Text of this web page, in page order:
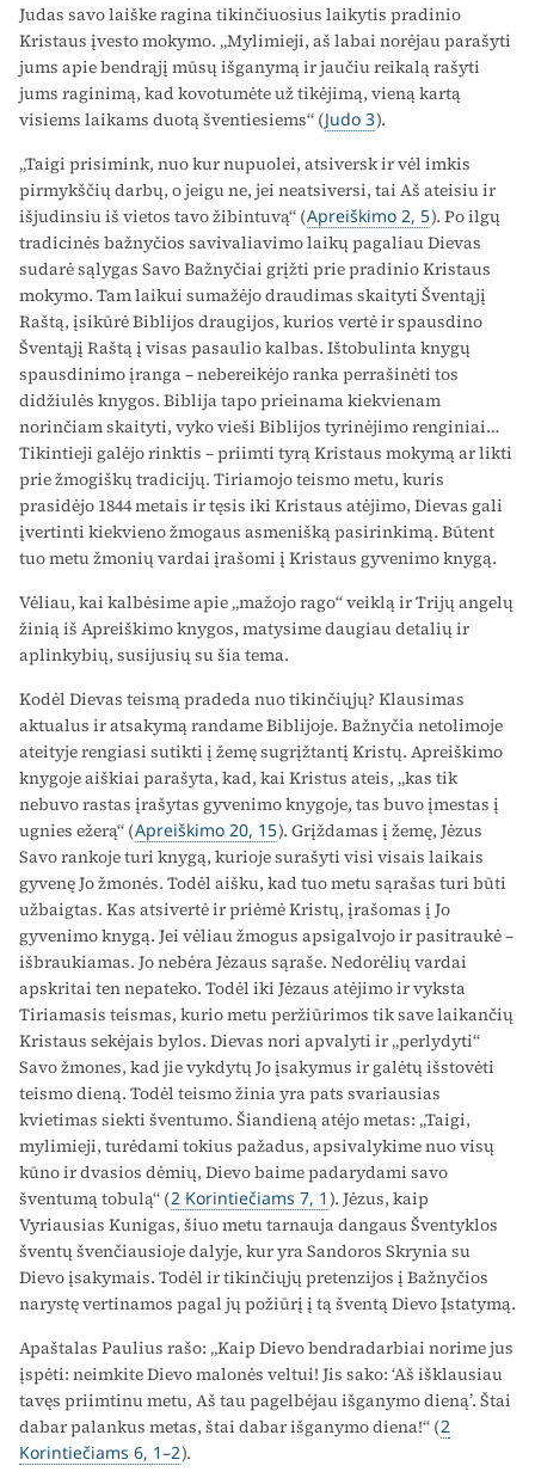
Judas savo laiške ragina tikinčiuosius laikytis pradinio
Kristaus įvesto mokymo. „Mylimieji, aš labai norėjau parašyti
jums apie bendrąjį mūsų išganymą ir jaučiu reikalą rašyti
jums raginimą, kad kovotumėte už tikėjimą, vieną kartą
visiems laikams duotą šventiesiems“ (Judo 3).
„Taigi prisimink, nuo kur nupuolei, atsiversk ir vėl imkis
pirmykščių darbų, o jeigu ne, jei neatsiversi, tai Aš ateisiu ir
išjudinsiu iš vietos tavo žibintuvą“ (Apreiškimo 2, 5). Po ilgų
tradicinės bažnyčios savivaliavimo laikų pagaliau Dievas
sudarė sąlygas Savo Bažnyčiai grįžti prie pradinio Kristaus
mokymo. Tam laikui sumažėjo draudimas skaityti Šventąjį
Raštą, įsikūrė Biblijos draugijos, kurios vertė ir spausdino
Šventąjį Raštą į visas pasaulio kalbas. Ištobulinta knygų
spausdinimo įranga – nebereikėjo ranka perrašinėti tos
didžiulės knygos. Biblija tapo prieinama kiekvienam
norinčiam skaityti, vyko vieši Biblijos tyrinėjimo renginiai…
Tikintieji galėjo rinktis – priimti tyrą Kristaus mokymą ar likti
prie žmogiškų tradicijų. Tiriamojo teismo metu, kuris
prasidėjo 1844 metais ir tęsis iki Kristaus atėjimo, Dievas gali
įvertinti kiekvieno žmogaus asmenišką pasirinkimą. Būtent
tuo metu žmonių vardai įrašomi į Kristaus gyvenimo knygą.
Vėliau, kai kalbėsime apie „mažojo rago“ veiklą ir Trijų angelų
žinią iš Apreiškimo knygos, matysime daugiau detalių ir
aplinkybių, susijusių su šia tema.
Kodėl Dievas teismą pradeda nuo tikinčiųjų? Klausimas
aktualus ir atsakymą randame Biblijoje. Bažnyčia netolimoje
ateityje rengiasi sutikti į žemę sugrįžtantį Kristų. Apreiškimo
knygoje aiškiai parašyta, kad, kai Kristus ateis, „kas tik
nebuvo rastas įrašytas gyvenimo knygoje, tas buvo įmestas į
ugnies ežerą“ (Apreiškimo 20, 15). Grįždamas į žemę, Jėzus
Savo rankoje turi knygą, kurioje surašyti visi visais laikais
gyvenę Jo žmonės. Todėl aišku, kad tuo metu sąrašas turi būti
užbaigtas. Kas atsivertė ir priėmė Kristų, įrašomas į Jo
gyvenimo knygą. Jei vėliau žmogus apsigalvojo ir pasitraukė –
išbraukiamas. Jo nebėra Jėzaus sąraše. Nedorėlių vardai
apskritai ten nepateko. Todėl iki Jėzaus atėjimo ir vyksta
Tiriamasis teismas, kurio metu peržiūrimos tik save laikančių
Kristaus sekėjais bylos. Dievas nori apvalyti ir „perlydyti“
Savo žmones, kad jie vykdytų Jo įsakymus ir galėtų išstovėti
teismo dieną. Todėl teismo žinia yra pats svariausias
kvietimas siekti šventumo. Šiandieną atėjo metas: „Taigi,
mylimieji, turėdami tokius pažadus, apsivalykime nuo visų
kūno ir dvasios dėmių, Dievo baime padarydami savo
šventumą tobulą“ (2 Korintiečiams 7, 1 ). Jėzus, kaip
Vyriausias Kunigas, šiuo metu tarnauja dangaus Šventyklos
šventų švenčiausioje dalyje, kur yra Sandoros Skrynia su
Dievo įsakymais. Todėl ir tikinčiųjų pretenzijos į Bažnyčios
narystę vertinamos pagal jų požiūrį į tą šventą Dievo Įstatymą.
Apaštalas Paulius rašo: „Kaip Dievo bendradarbiai norime jus
įspėti: neimkite Dievo malonės veltui! Jis sako: ‘Aš išklausiau
tavęs priimtinu metu, Aš tau pagelbėjau išganymo dieną’. Štai
dabar palankus metas, štai dabar išganymo diena!“ (2
Korintiečiams 6, 1–2).